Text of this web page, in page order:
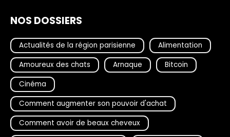
NOS DOSSIERS
Actualités de la région parisienne
Alimentation
Amoureux des chats
Arnaque
Bitcoin
Cinéma
Comment augmenter son pouvoir d'achat
Comment avoir de beaux cheveux